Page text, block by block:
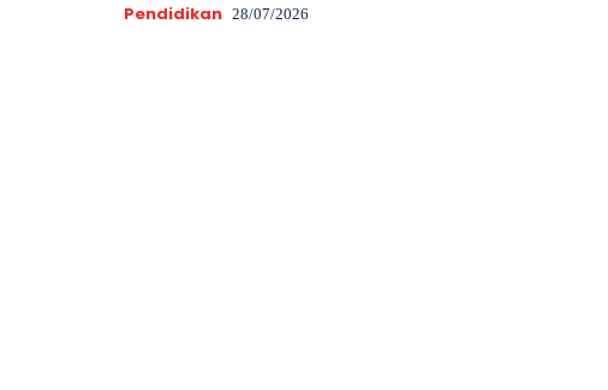
Pendidikan 28/07/2026